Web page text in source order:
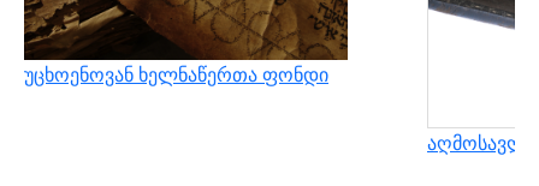
უცხოენოვან ხელნაწერთა ფონდი